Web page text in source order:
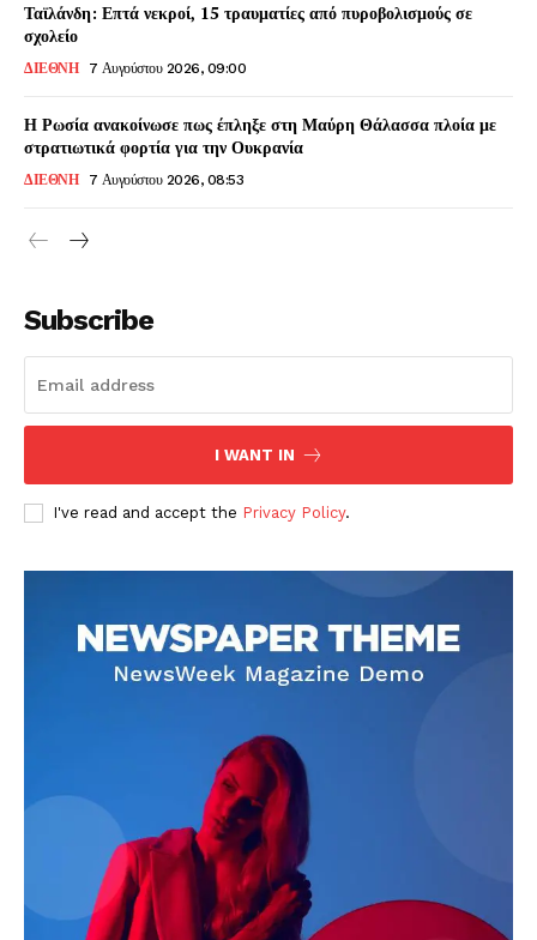
Ταϊλάνδη: Επτά νεκροί, 15 τραυματίες από πυροβολισμούς σε
σχολείο
ΔΙΕΘΝΗ 7 Αυγούστου 2026, 09:00
Η Ρωσία ανακοίνωσε πως έπληξε στη Μαύρη Θάλασσα πλοία με
στρατιωτικά φορτία για την Ουκρανία
ΔΙΕΘΝΗ 7 Αυγούστου 2026, 08:53
Subscribe
I WANT IN
I've read and accept the Privacy Policy.